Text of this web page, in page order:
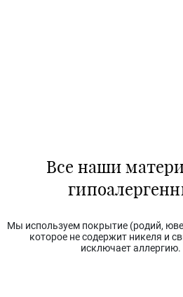
Все наши
Мы используем покрытие (родий,
которое не содержит никеля и
исключает аллергию.